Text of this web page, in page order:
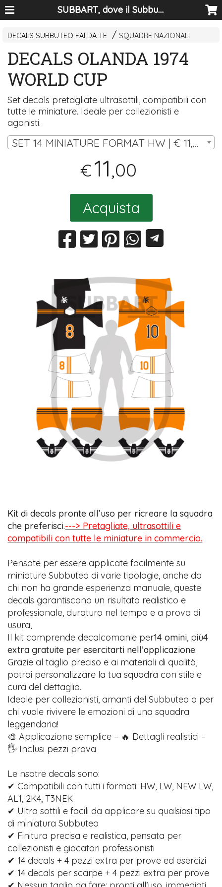
SUBBART, dove il Subbuteo diventa arte
DECALS SUBBUTEO FAI DA TE SQUADRE NAZIONALI
DECALS OLANDA 1974
WORLD CUP
Set decals pretagliate ultrasottili, compatibili con
tutte le miniature. Ideale per collezionisti e
agonisti.
SET 14 MINIATURE FORMAT HW | € 11,00
€11,00
Acquista
Kit di decals pronte all’uso per ricreare la squadra
che preferisci.---> Pretagliate, ultrasottili e
compatibili con tutte le miniature in commercio.
Pensate per essere applicate facilmente su
miniature Subbuteo di varie tipologie, anche da
chi non ha grande esperienza manuale, queste
decals garantiscono un risultato realistico e
professionale, duraturo nel tempo e a prova di
usura,
Il kit comprende decalcomanie per14 omini, più4
extra gratuite per esercitarti nell’applicazione.
Grazie al taglio preciso e ai materiali di qualità,
potrai personalizzare la tua squadra con stile e
cura del dettaglio.
Ideale per collezionisti, amanti del Subbuteo o per
chi vuole rivivere le emozioni di una squadra
leggendaria!
🎨 Applicazione semplice – 🔥 Dettagli realistici –
🖐️ Inclusi pezzi prova
Le nsotre decals sono:
✔ Compatibili con tutti i formati: HW, LW, NEW LW,
AL1, 2K4, T3NEK
✔ Ultra sottili e facili da applicare su qualsiasi tipo
di miniatura Subbuteo
✔ Finitura precisa e realistica, pensata per
collezionisti e giocatori professionisti
✔ 14 decals + 4 pezzi extra per prove ed esercizi
✔ 14 decals per scarpe + 4 pezzi extra per prove